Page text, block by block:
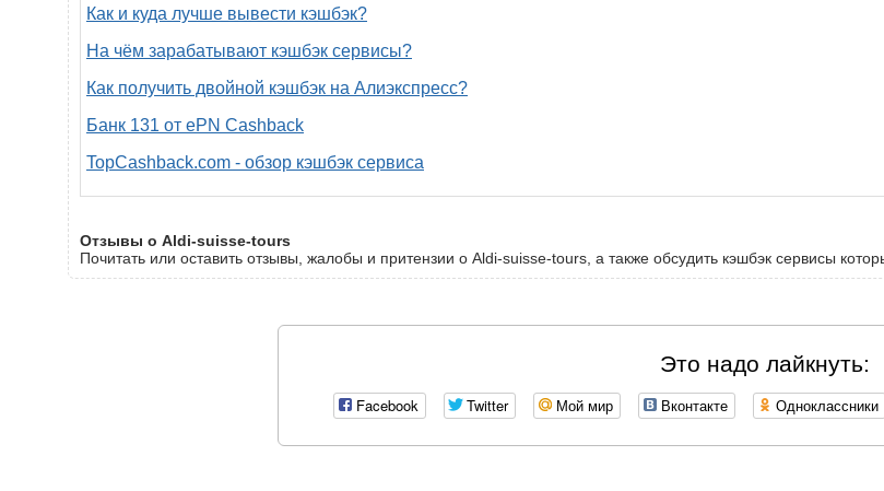
Как и куда лучше вывести кэшбэк?
На чём зарабатывают кэшбэк сервисы?
Как получить двойной кэшбэк на Алиэкспресс?
Банк 131 от ePN Cashback
TopCashback.com - обзор кэшбэк сервиса
Отзывы о Aldi-suisse-tours
Почитать или оставить отзывы, жалобы и притензии о Aldi-suisse-tours, а также обсудить кэшбэк сервисы
Это надо лайкнуть:
Facebook Twitter Мой мир Вконтакте Одноклассники